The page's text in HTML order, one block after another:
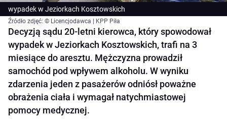
wypadek w Jeziorkach Kosztowskich
Źródło zdjęć: © Licencjodawca | KPP Piła
Decyzją sądu 20-letni kierowca, który spowodował
wypadek w Jeziorkach Kosztowskich, trafi na 3
miesiące do aresztu. Mężczyzna prowadził
samochód pod wpływem alkoholu. W wyniku
zdarzenia jeden z pasażerów odniósł poważne
obrażenia ciała i wymagał natychmiastowej
pomocy medycznej.